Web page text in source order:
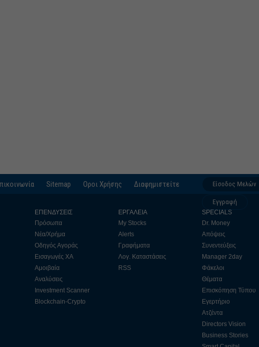
Sitemap Οροι Χρήσης Διαφημιστείτε Είσοδος Μελών
Εγγραφή
ΕΠΕΝΔΥΣΕΙΣ
Πρόσωπα
Νέα/Χρήμα
Οδηγός Αγοράς
Εισαγωγές ΧΑ
Αμοιβαία
Αναλύσεις
Investment Scanner
Blockchain-Crypto
ΕΡΓΑΛΕΙΑ
My Stocks
Alerts
Γραφήματα
Λογ. Καταστάσεις
RSS
SPECIALS
Dr. Money
Απόψεις
Συνεντεύξεις
Manager 2day
Φάκελοι
Θέματα
Επισκόπηση Τύπου
Εγερτήριο
Ατζέντα
Directors Vision
Business Stories